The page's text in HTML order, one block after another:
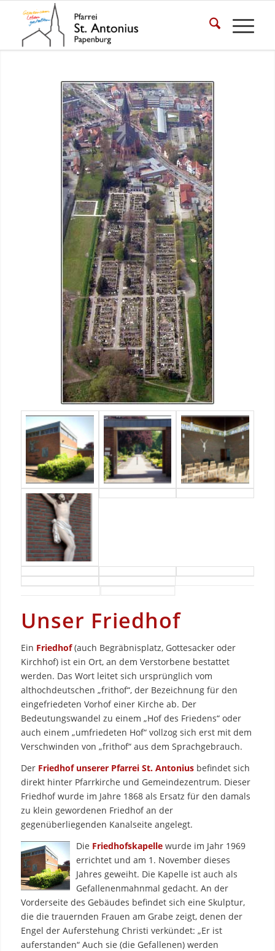
Unser Friedhof
Ein Friedhof(auch Begräbnisplatz, Gottesacker oder
Kirchhof) ist ein Ort, an dem Verstorbene bestattet
werden. Das Wort leitet sich ursprünglich vom
althochdeutschen „frithof“, der Bezeichnung für den
eingefriedeten Vorhof einer Kirche ab. Der
Bedeutungswandel zu einem „Hof des Friedens“ oder
auch einem „umfriedeten Hof“ vollzog sich erst mit dem
Verschwinden von „frithof“ aus dem Sprachgebrauch.
Der Friedhof unserer Pfarrei St. Antonius befindet sich
direkt hinter Pfarrkirche und Gemeindezentrum. Dieser
Friedhof wurde im Jahre 1868 als Ersatz für den damals
zu klein gewordenen Friedhof an der
gegenüberliegenden Kanalseite angelegt.
Die Friedhofskapellewurde im Jahr 1969
errichtet und am 1. November dieses
Jahres geweiht. Die Kapelle ist auch als
Gefallenenmahnmal gedacht. An der
Vorderseite des Gebäudes befindet sich eine Skulptur,
die die trauernden Frauen am Grabe zeigt, denen der
Engel der Auferstehung Christi verkündet: „Er ist
auferstanden“ Auch sie (die Gefallenen) werden